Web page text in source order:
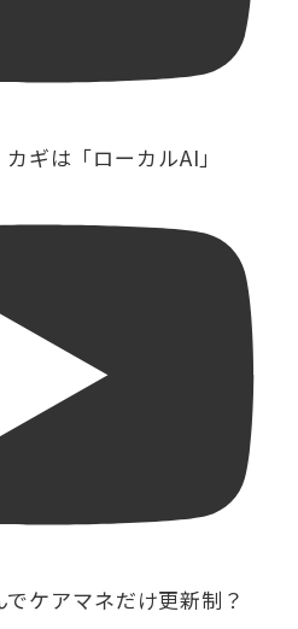
ギは「ローカルAI」
でケアマネだけ更新制？